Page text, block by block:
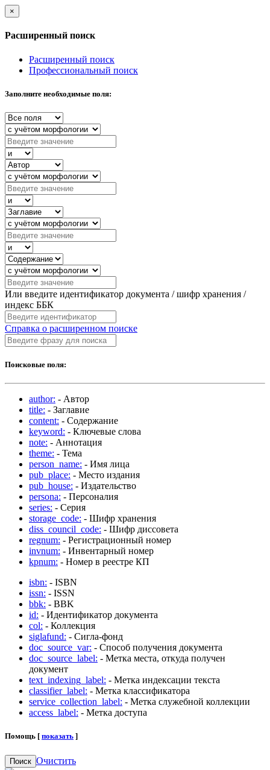
×
Расширенный поиск
Расширенный поиск
Профессиональный поиск
Заполните необходимые поля:
Или введите идентификатор документа / шифр хранения /
индекс ББК
Справка о расширенном поиске
Поисковые поля:
author: - Автор
title: - Заглавие
content: - Содержание
keyword: - Ключевые слова
note: - Аннотация
theme: - Тема
person_name: - Имя лица
pub_place: - Место издания
pub_house: - Издательство
persona: - Персоналия
series: - Серия
storage_code: - Шифр хранения
diss_council_code: - Шифр диссовета
regnum: - Регистрационный номер
invnum: - Инвентарный номер
kpnum: - Номер в реестре КП
isbn: - ISBN
issn: - ISSN
bbk: - BBK
id: - Идентификатор документа
col: - Коллекция
siglafund: - Сигла-фонд
doc_source_var: - Способ получения документа
doc_source_label: - Метка места, откуда получен
документ
text_indexing_label: - Метка индексации текста
classifier_label: - Метка классификатора
service_collection_label: - Метка служебной коллекции
access_label: - Метка доступа
Помощь [ показать ]
Поиск Очистить